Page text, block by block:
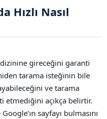
Hızlı Nasıl
gireceğini garanti
tarama isteğinin bile
ve tarama
etmediğini açıkça belirtir.
sayfayı bulmasını